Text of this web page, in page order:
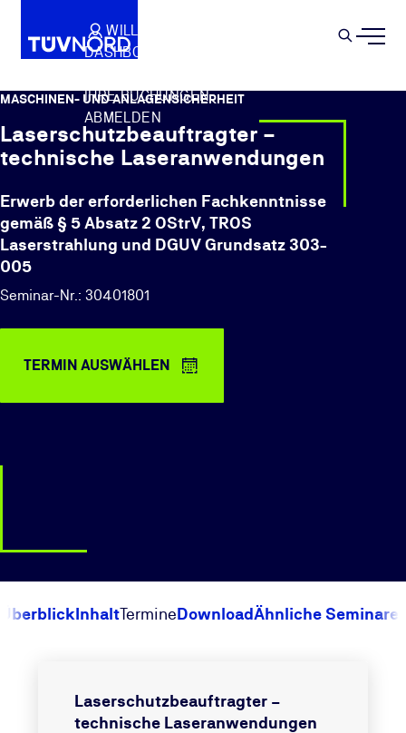
Springe zum Hauptinhalt
WILLKOMMEN
DASHBOARD
IHRE BUCHUNGEN
ABMELDEN
MASCHINEN- UND ANLAGENSICHERHEIT
Laserschutzbeauftragter –
technische Laseranwendungen
Erwerb der erforderlichen Fachkenntnisse
gemäß § 5 Absatz 2 OStrV, TROS
Laserstrahlung und DGUV Grundsatz 303-
005
Seminar-Nr.: 30401801
TERMIN AUSWÄHLEN
ÜberblickInhaltTermineDownloadÄhnliche Seminare
Laserschutzbeauftragter –
technische Laseranwendungen